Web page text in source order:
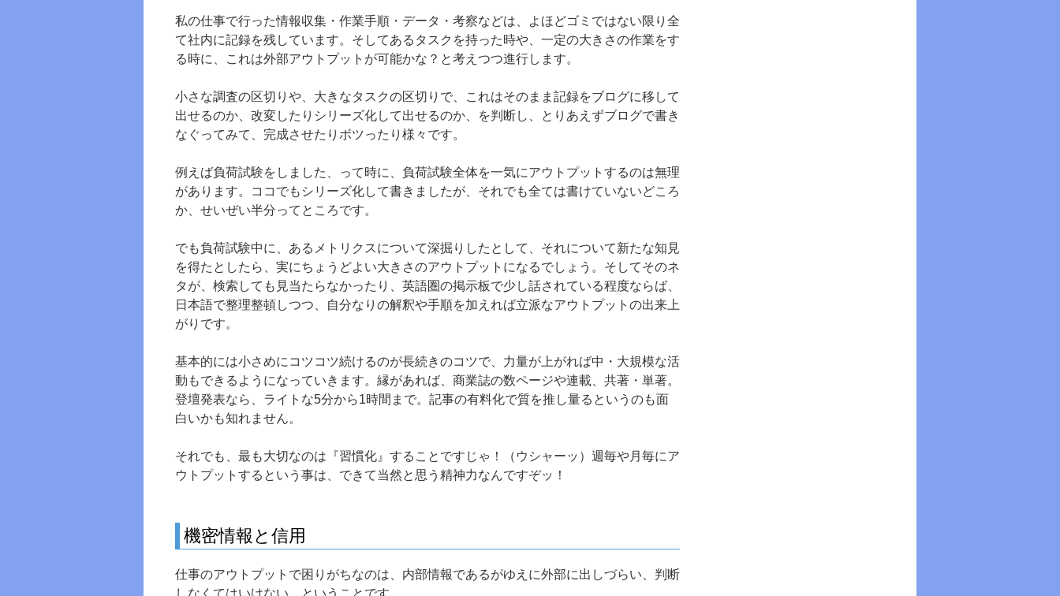
私の仕事で行った情報収集・作業手順・データ・考察などは、よほどゴミではない限り全
て社内に記録を残しています。そしてあるタスクを持った時や、一定の大きさの作業をす
る時に、これは外部アウトプットが可能かな？と考えつつ進行します。
小さな調査の区切りや、大きなタスクの区切りで、これはそのまま記録をブログに移して
出せるのか、改変したりシリーズ化して出せるのか、を判断し、とりあえずブログで書き
なぐってみて、完成させたりボツったり様々です。
例えば負荷試験をしました、って時に、負荷試験全体を一気にアウトプットするのは無理
があります。ココでもシリーズ化して書きましたが、それでも全ては書けていないどころ
か、せいぜい半分ってところです。
でも負荷試験中に、あるメトリクスについて深掘りしたとして、それについて新たな知見
を得たとしたら、実にちょうどよい大きさのアウトプットになるでしょう。そしてそのネ
タが、検索しても見当たらなかったり、英語圏の掲示板で少し話されている程度ならば、
日本語で整理整頓しつつ、自分なりの解釈や手順を加えれば立派なアウトプットの出来上
がりです。
基本的には小さめにコツコツ続けるのが長続きのコツで、力量が上がれば中・大規模な活
動もできるようになっていきます。縁があれば、商業誌の数ページや連載、共著・単著。
登壇発表なら、ライトな5分から1時間まで。記事の有料化で質を推し量るというのも面
白いかも知れません。
それでも、最も大切なのは『習慣化』することですじゃ！（ウシャーッ）週毎や月毎にア
ウトプットするという事は、できて当然と思う精神力なんですぞッ！
機密情報と信用
仕事のアウトプットで困りがちなのは、内部情報であるがゆえに外部に出しづらい、判断
しなくてはいけない、ということです。